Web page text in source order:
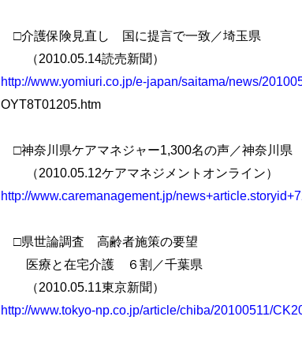
□介護保険見直し 国に提言で一致／埼玉県
（2010.05.14読売新聞）
http://www.yomiuri.co.jp/e-japan/saitama/news/
OYT8T01205.htm
□神奈川県ケアマネジャー1,300名の声／神奈川県
（2010.05.12ケアマネジメントオンライン）
http://www.caremanagement.jp/
□県世論調査 高齢者施策の要望
医療と在宅介護 ６割／千葉県
（2010.05.11東京新聞）
http://www.tokyo-np.co.jp/article/chiba/20100511/